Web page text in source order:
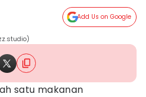
Add Us on Google
satu makanan